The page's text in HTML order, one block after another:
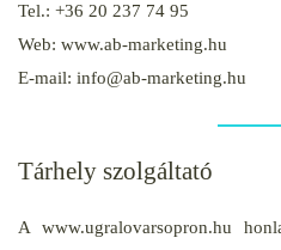
Tel.: +36 20 237 74 95
Web: www.ab-marketing.hu
E-mail: info@ab-marketing.hu
Tárhely szolgáltató
A www.ugralovarsopron.hu